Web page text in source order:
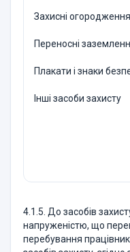
Захисні
Переносні
Плакати і знаки
Інші засоби захисту
4.1.5. До засобів
напруженістю, що
перебування